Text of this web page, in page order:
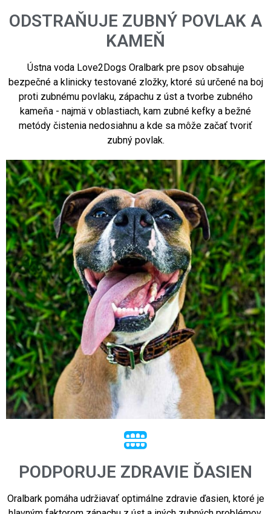
ODSTRAŇUJE ZUBNÝ POVLAK A
KAMEŇ
Ústna voda Love2Dogs Oralbark pre psov obsahuje
bezpečné a klinicky testované zložky, ktoré sú určené na boj
proti zubnému povlaku, zápachu z úst a tvorbe zubného
kameňa - najmä v oblastiach, kam zubné kefky a bežné
metódy čistenia nedosiahnu a kde sa môže začať tvoriť
zubný povlak.
PODPORUJE ZDRAVIE ĎASIEN
Oralbark pomáha udržiavať optimálne zdravie ďasien, ktoré je